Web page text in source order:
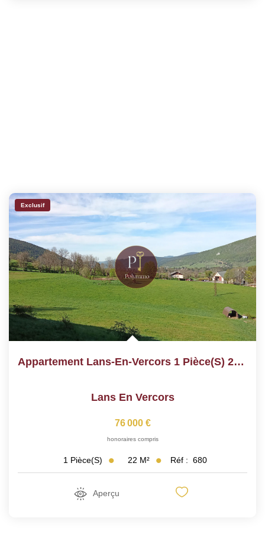
Exclusif
Appartement Lans-En-Vercors 1 Pièce(s) 22 M2
Lans En Vercors
76 000 €
honoraires compris
1 Pièce(s) 22 M² Réf : 680
Aperçu